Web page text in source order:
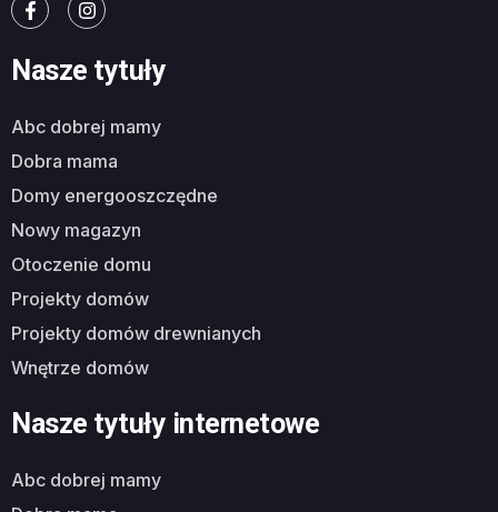
Nasze tytuły
abc dobrej mamy
dobra mama
domy energooszczędne
nowy magazyn
otoczenie domu
projekty domów
projekty domów drewnianych
wnętrze domów
Nasze tytuły internetowe
abc dobrej mamy